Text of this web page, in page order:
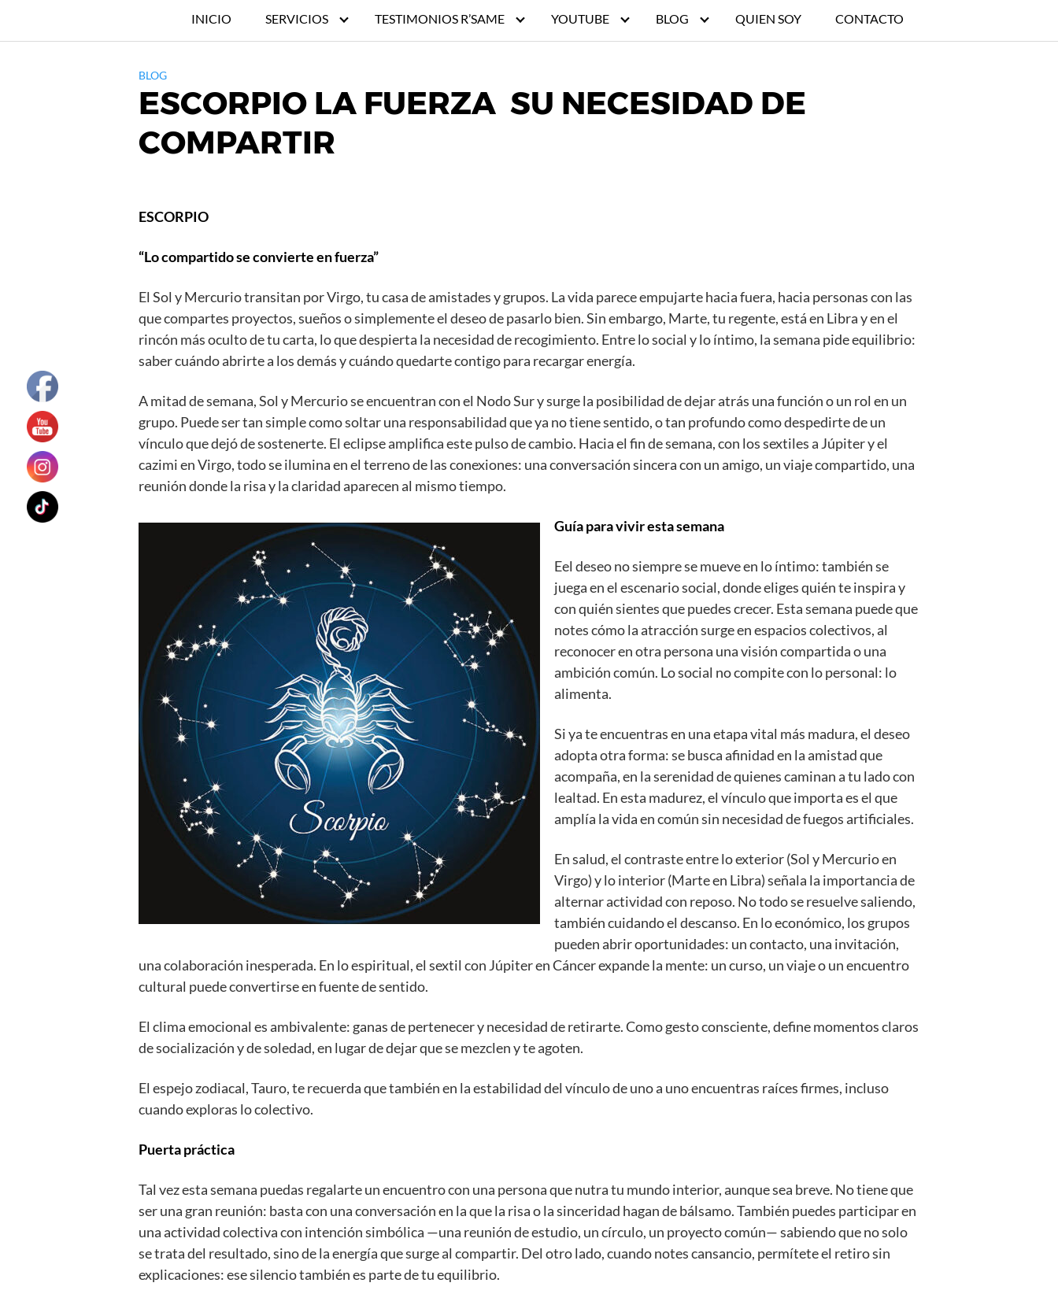
INICIO SERVICIOS TESTIMONIOS R’SAME YOUTUBE BLOG QUIEN SOY CONTACTO
BLOG
ESCORPIO LA FUERZA SU NECESIDAD DE
COMPARTIR
ESCORPIO
“Lo compartido se convierte en fuerza”
El Sol y Mercurio transitan por Virgo, tu casa de amistades y grupos. La vida parece empujarte hacia fuera, hacia personas con las
que compartes proyectos, sueños o simplemente el deseo de pasarlo bien. Sin embargo, Marte, tu regente, está en Libra y en el
rincón más oculto de tu carta, lo que despierta la necesidad de recogimiento. Entre lo social y lo íntimo, la semana pide equilibrio:
saber cuándo abrirte a los demás y cuándo quedarte contigo para recargar energía.
A mitad de semana, Sol y Mercurio se encuentran con el Nodo Sur y surge la posibilidad de dejar atrás una función o un rol en un
grupo. Puede ser tan simple como soltar una responsabilidad que ya no tiene sentido, o tan profundo como despedirte de un
vínculo que dejó de sostenerte. El eclipse amplifica este pulso de cambio. Hacia el fin de semana, con los sextiles a Júpiter y el
cazimi en Virgo, todo se ilumina en el terreno de las conexiones: una conversación sincera con un amigo, un viaje compartido, una
reunión donde la risa y la claridad aparecen al mismo tiempo.
Guía para vivir esta semana
Eel deseo no siempre se mueve en lo íntimo: también se
juega en el escenario social, donde eliges quién te inspira y
con quién sientes que puedes crecer. Esta semana puede que
notes cómo la atracción surge en espacios colectivos, al
reconocer en otra persona una visión compartida o una
ambición común. Lo social no compite con lo personal: lo
alimenta.
Si ya te encuentras en una etapa vital más madura, el deseo
adopta otra forma: se busca afinidad en la amistad que
acompaña, en la serenidad de quienes caminan a tu lado con
lealtad. En esta madurez, el vínculo que importa es el que
amplía la vida en común sin necesidad de fuegos artificiales.
En salud, el contraste entre lo exterior (Sol y Mercurio en
Virgo) y lo interior (Marte en Libra) señala la importancia de
alternar actividad con reposo. No todo se resuelve saliendo,
también cuidando el descanso. En lo económico, los grupos
pueden abrir oportunidades: un contacto, una invitación,
una colaboración inesperada. En lo espiritual, el sextil con Júpiter en Cáncer expande la mente: un curso, un viaje o un encuentro
cultural puede convertirse en fuente de sentido.
El clima emocional es ambivalente: ganas de pertenecer y necesidad de retirarte. Como gesto consciente, define momentos claros
de socialización y de soledad, en lugar de dejar que se mezclen y te agoten.
El espejo zodiacal, Tauro, te recuerda que también en la estabilidad del vínculo de uno a uno encuentras raíces firmes, incluso
cuando exploras lo colectivo.
Puerta práctica
Tal vez esta semana puedas regalarte un encuentro con una persona que nutra tu mundo interior, aunque sea breve. No tiene que
ser una gran reunión: basta con una conversación en la que la risa o la sinceridad hagan de bálsamo. También puedes participar en
una actividad colectiva con intención simbólica —una reunión de estudio, un círculo, un proyecto común— sabiendo que no solo
se trata del resultado, sino de la energía que surge al compartir. Del otro lado, cuando notes cansancio, permítete el retiro sin
explicaciones: ese silencio también es parte de tu equilibrio.